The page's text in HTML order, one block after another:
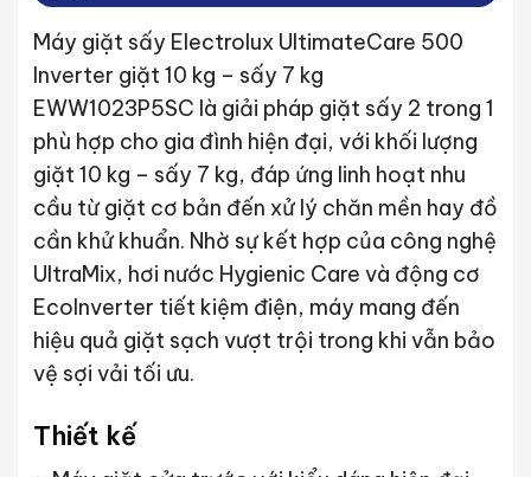
Máy giặt sấy Electrolux UltimateCare 500
Inverter giặt 10 kg – sấy 7 kg
EWW1023P5SC là giải pháp giặt sấy 2 trong 1
phù hợp cho gia đình hiện đại, với khối lượng
giặt 10 kg – sấy 7 kg, đáp ứng linh hoạt nhu
cầu từ giặt cơ bản đến xử lý chăn mền hay đồ
cần khử khuẩn. Nhờ sự kết hợp của công nghệ
UltraMix, hơi nước Hygienic Care và động cơ
EcoInverter tiết kiệm điện, máy mang đến
hiệu quả giặt sạch vượt trội trong khi vẫn bảo
vệ sợi vải tối ưu.
Thiết kế